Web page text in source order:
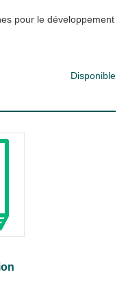
pour le développement
Disponible